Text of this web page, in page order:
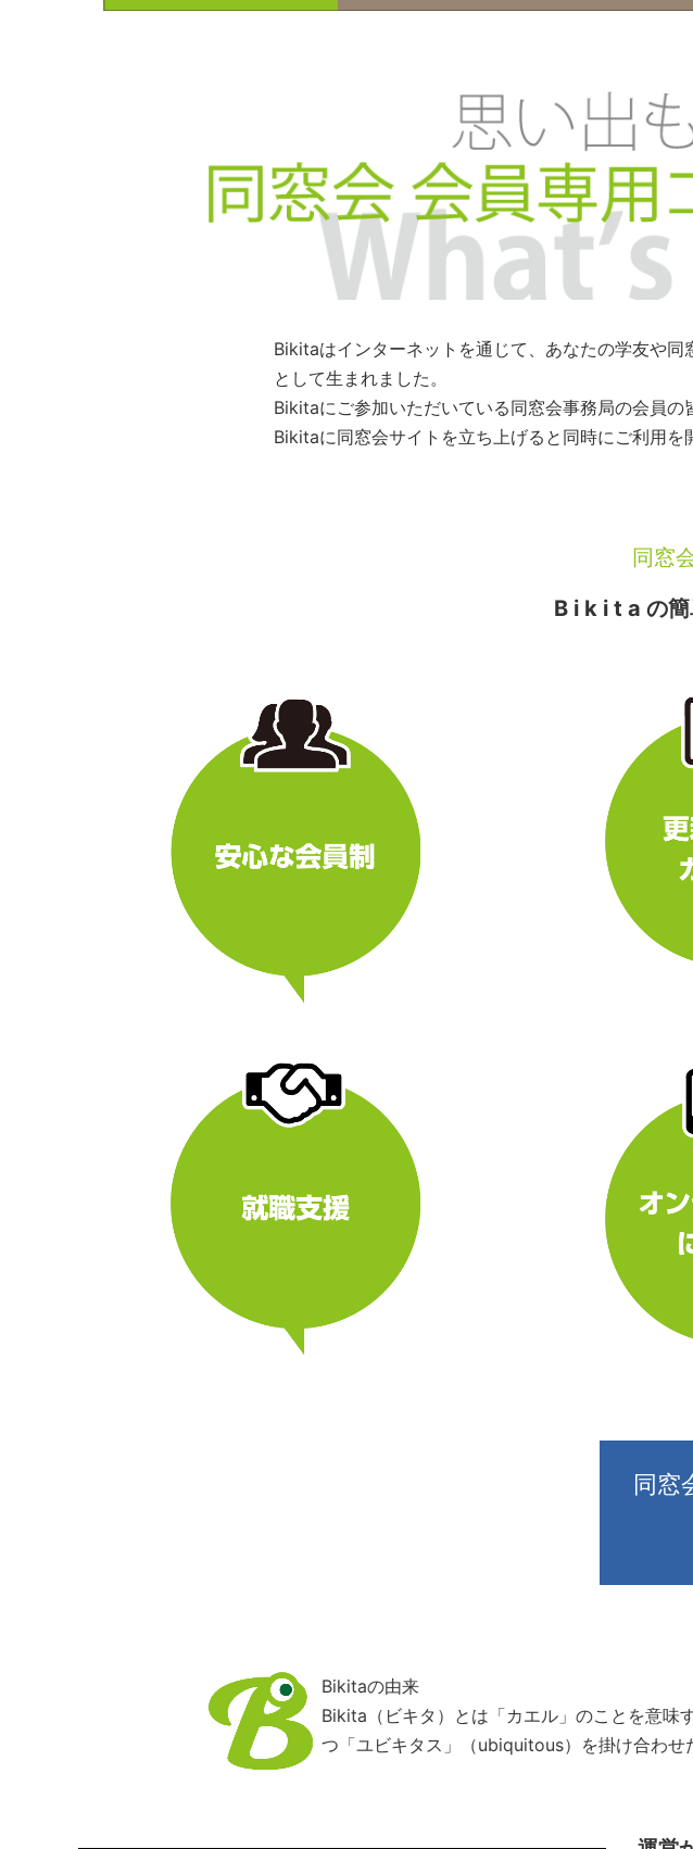
Bikitaはインターネットを通じて、あなたの学友や
として生まれました。
Bikitaにご参加いただいている同窓会事務局の会員
Bikitaに同窓会サイトを立ち上げると同時にご利用を
同窓
B i k i t a の
同窓
Bikitaの由来
Bikita（ビキタ）とは「カエル」のことを意味
つ「ユビキタス」（ubiquitous）を掛け合わせ